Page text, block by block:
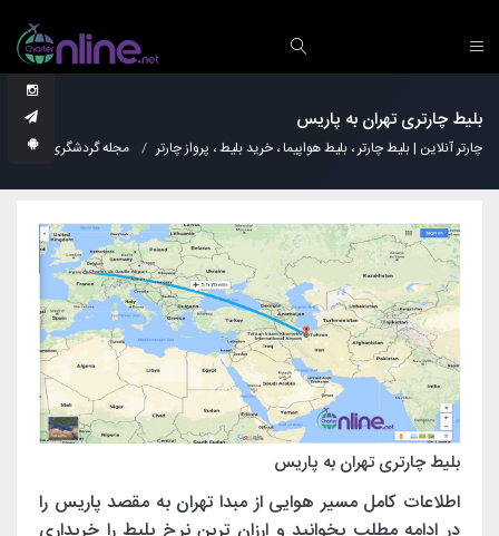
بلیط چارتری تهران به پاریس
چارتر آنلاین | بلیط چارتر ، بلیط هواپیما ، خرید بلیط ، پرواز چارتر مجله گردشگری
بلیط چارتری تهران به پاریس
اطلاعات کامل مسیر هوایی از مبدا تهران به مقصد پاریس را